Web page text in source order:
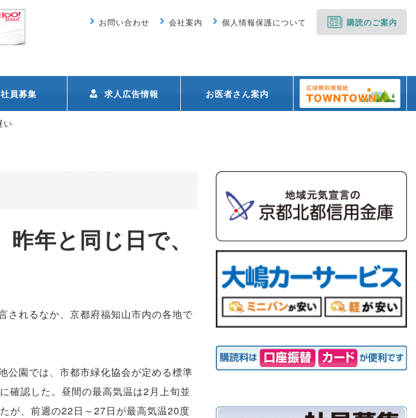
お問い合わせ 会社案内 個人情報保護について 購読のご案内
社員募集 求人広告情報 お医者さん案内
い
年と同じ日で、
れるなか、京都府福知山市内の各地で
園では、市都市緑化協会が定める標準
確認した。昼間の最高気温は2月上旬並
が、前週の22日～27日が最高気温20度